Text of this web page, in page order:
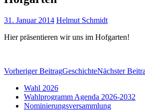
31. Januar 2014 Helmut Schmidt
Hier präsentieren wir uns im Hofgarten!
Beitrags-
Navigation
Vorheriger BeitragGeschichteNächster
Wahl 2026
Wahlprogramm Agenda 2026-2032
Nominierungsversammlung